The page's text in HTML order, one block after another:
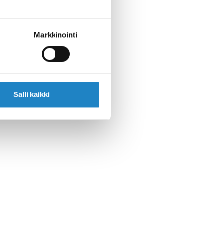
Markkinointi
Salli kaikki